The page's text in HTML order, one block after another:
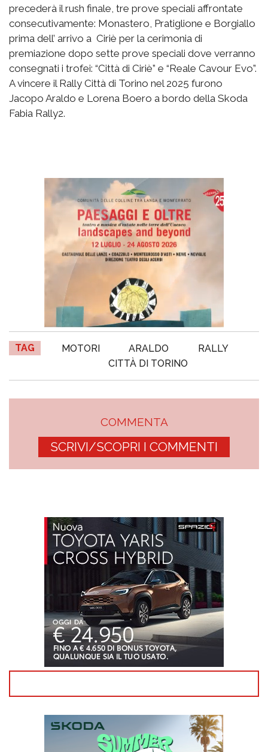
precederà il rush finale, tre prove speciali affrontate
consecutivamente: Monastero, Pratiglione e Borgiallo
prima dell’ arrivo a Ciriè per la cerimonia di
premiazione dopo sette prove speciali dove verranno
consegnati i trofei: “Città di Ciriè” e “Reale Cavour Evo”.
A vincere il Rally Città di Torino nel 2025 furono
Jacopo Araldo e Lorena Boero a bordo della Skoda
Fabia Rally2.
TAG MOTORI ARALDO
RALLY
CITTÀ DI TORINO
COMMENTA
SCRIVI/SCOPRI I COMMENTI